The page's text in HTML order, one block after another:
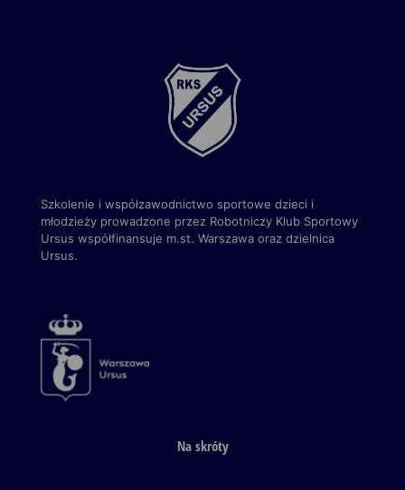
Szkolenie i współzawodnictwo sportowe dzieci i
młodzieży prowadzone przez Robotniczy Klub Sportowy
Ursus współfinansuje m.st. Warszawa oraz dzielnica
Ursus.
Na skróty